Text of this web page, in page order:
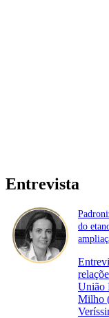
Entrevista
do
União
Milho